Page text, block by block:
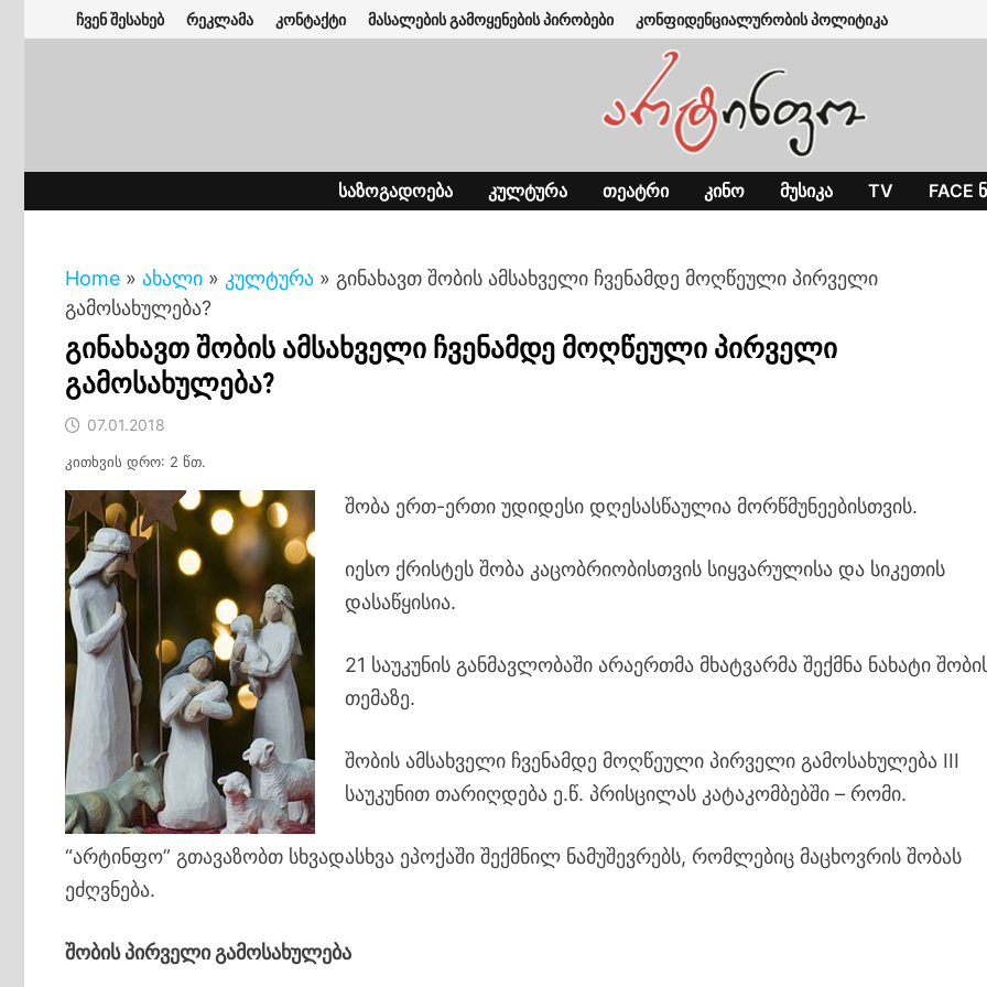
to
ჩვენ შესახებ რეკლამა კონტაქტი მასალების გამოყენების პირობები კონფიდენციალურობის პოლიტიკა
ᲡᲐᲖᲝᲒᲐᲓᲝᲔᲑᲐ ᲙᲣᲚᲢᲣᲠᲐ ᲗᲔᲐᲢᲠᲘ ᲙᲘᲜᲝ ᲛᲣᲡᲘᲙᲐ TV FACE
Home » ახალი » კულტურა » გინახავთ შობის ამსახველი ჩვენამდე მოღწეული პირველი
გამოსახულება?
გინახავთ შობის ამსახველი ჩვენამდე მოღწეული პირველი
გამოსახულება?
07.01.2018
კითხვის დრო: 2 წთ.
შობა ერთ-ერთი უდიდესი დღესასწაულია მორწმუნეებისთვის.
იესო ქრისტეს შობა კაცობრიობისთვის სიყვარულისა და სიკეთის
დასაწყისია.
21 საუკუნის განმავლობაში არაერთმა მხატვარმა შექმნა ნახატი
თემაზე.
შობის ამსახველი ჩვენამდე მოღწეული პირველი გამოსახულება III
საუკუნით თარიღდება ე.წ. პრისცილას კატაკომბებში – რომი.
“არტინფო” გთავაზობთ სხვადასხვა ეპოქაში შექმნილ ნამუშევრებს, რომლებიც მაცხოვრის შობას
ეძღვნება.
შობის პირველი გამოსახულება